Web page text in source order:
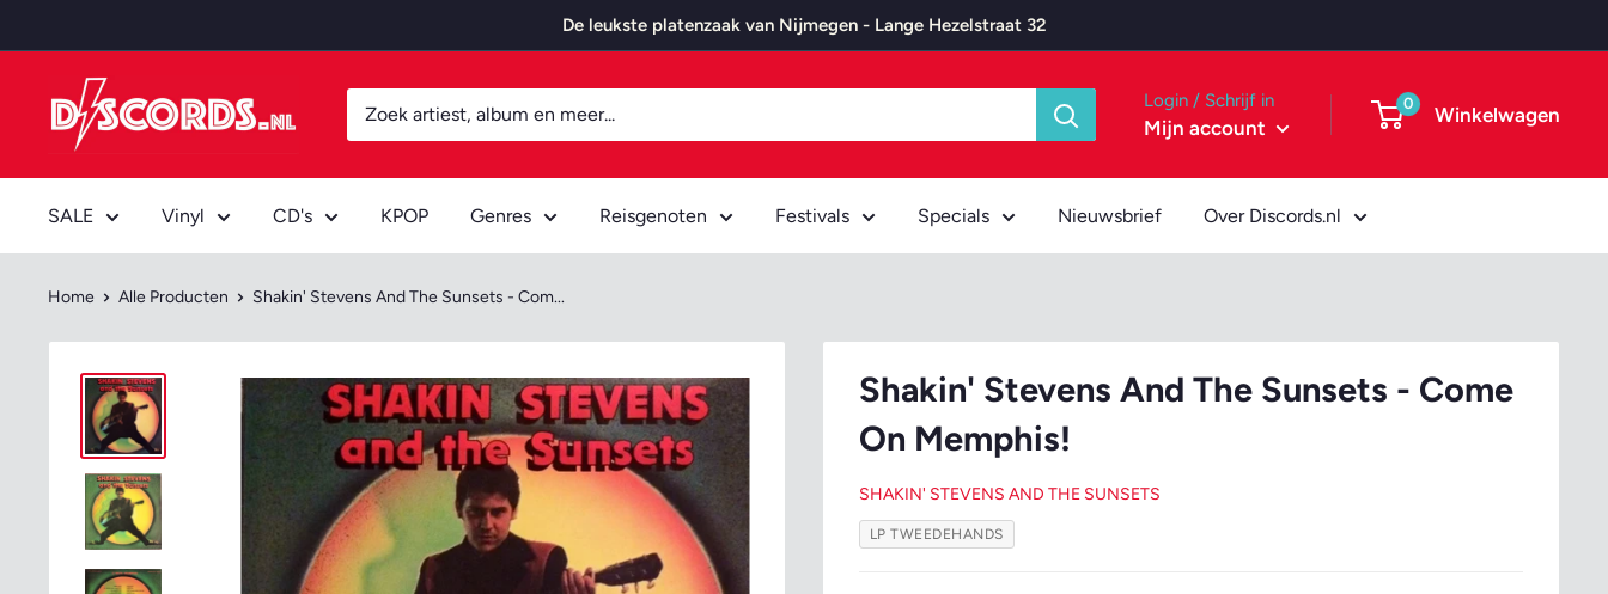
naar
De leukste platenzaak van Nijmegen - Lange Hezelstraat 32
Discords.nl Login / Schrijf in
Mijn account
0 Winkelwagen
SALE Vinyl CD's KPOP Genres Reisgenoten Festivals Specials Nieuwsbrief Over Discords.nl
Home Alle Producten Shakin' Stevens And The Sunsets - Com...
Shakin' Stevens And The Sunsets - Come
On Memphis!
SHAKIN' STEVENS AND THE SUNSETS
LP TWEEDEHANDS